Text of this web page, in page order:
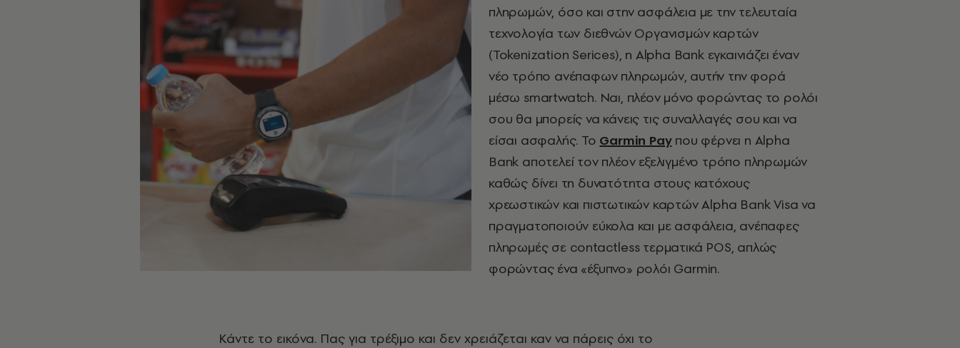
πληρωμών, όσο και στην ασφάλεια με την τελευταία
τεχνολογία των διεθνών Οργανισμών καρτών
(Tokenization Serices), η Alpha Bank εγκαινιάζει έναν
νέο τρόπο ανέπαφων πληρωμών, αυτήν την φορά
μέσω smartwatch. Ναι, πλέον μόνο φορώντας το ρολόι
σου θα μπορείς να κάνεις τις συναλλαγές σου και να
είσαι ασφαλής. Το Garmin Payπου φέρνει η Alpha
Bank αποτελεί τον πλέον εξελιγμένο τρόπο πληρωμών
καθώς δίνει τη δυνατότητα στους κατόχους
χρεωστικών και πιστωτικών καρτών Alpha Bank Visa να
πραγματοποιούν εύκολα και με ασφάλεια, ανέπαφες
πληρωμές σε contactless τερματικά POS, απλώς
φορώντας ένα «έξυπνο» ρολόι Garmin.
Κάντε το εικόνα. Πας για τρέξιμο και δεν χρειάζεται καν να πάρεις όχι το